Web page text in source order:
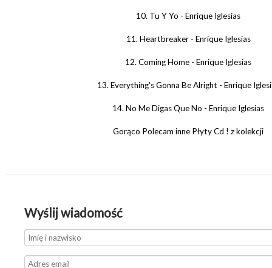
10. Tu Y Yo - Enrique Iglesias
11. Heartbreaker - Enrique Iglesias
12. Coming Home - Enrique Iglesias
13. Everything's Gonna Be Alright - Enrique
14. No Me Digas Que No - Enrique Iglesias
Gorąco Polecam inne Płyty Cd ! z kolekcji
Wyślij wiadomość